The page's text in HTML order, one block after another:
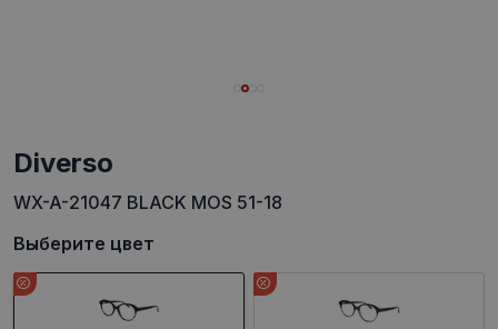
Diverso
WX-A-21047 BLACK MOS 51-18
Выберите цвет